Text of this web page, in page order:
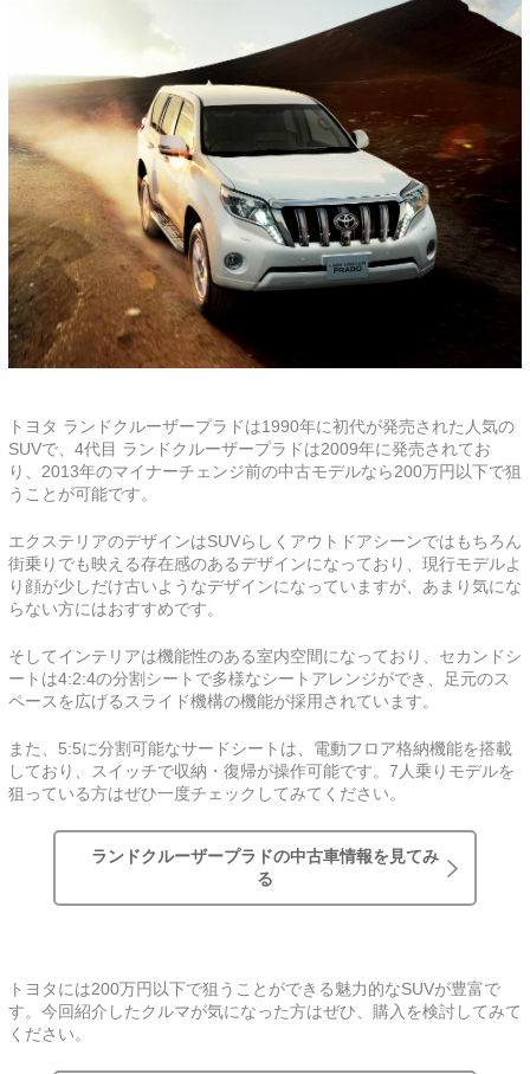
トヨタ ランドクルーザープラドは1990年に初代が発売された人気の
SUVで、4代目 ランドクルーザープラドは2009年に発売されてお
り、2013年のマイナーチェンジ前の中古モデルなら200万円以下で狙
うことが可能です。
エクステリアのデザインはSUVらしくアウトドアシーンではもちろん
街乗りでも映える存在感のあるデザインになっており、現行モデルよ
り顔が少しだけ古いようなデザインになっていますが、あまり気にな
らない方にはおすすめです。
そしてインテリアは機能性のある室内空間になっており、セカンドシ
ートは4:2:4の分割シートで多様なシートアレンジができ、足元のス
ペースを広げるスライド機構の機能が採用されています。
また、5:5に分割可能なサードシートは、電動フロア格納機能を搭載
しており、スイッチで収納・復帰が操作可能です。7人乗りモデルを
狙っている方はぜひ一度チェックしてみてください。
ランドクルーザープラドの中古車情報を見てみ
る
トヨタには200万円以下で狙うことができる魅力的なSUVが豊富で
す。今回紹介したクルマが気になった方はぜひ、購入を検討してみて
ください。